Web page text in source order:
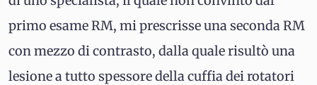
primo esame RM, mi prescrisse una seconda RM
con mezzo di contrasto, dalla quale risultò una
lesione a tutto spessore della cuffia dei rotatori